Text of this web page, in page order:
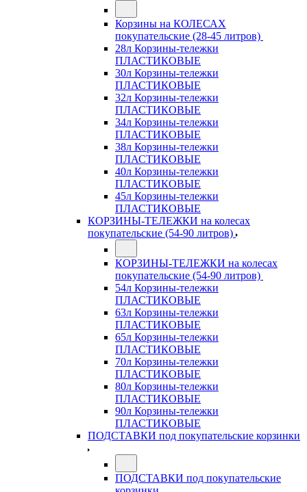
Корзины на КОЛЕСАХ
покупательские (28-45 литров)
28л Корзины-тележки
ПЛАСТИКОВЫЕ
30л Корзины-тележки
ПЛАСТИКОВЫЕ
32л Корзины-тележки
ПЛАСТИКОВЫЕ
34л Корзины-тележки
ПЛАСТИКОВЫЕ
38л Корзины-тележки
ПЛАСТИКОВЫЕ
40л Корзины-тележки
ПЛАСТИКОВЫЕ
45л Корзины-тележки
ПЛАСТИКОВЫЕ
КОРЗИНЫ-ТЕЛЕЖКИ на колесах
покупательские (54-90 литров)
КОРЗИНЫ-ТЕЛЕЖКИ на колесах
покупательские (54-90 литров)
54л Корзины-тележки
ПЛАСТИКОВЫЕ
63л Корзины-тележки
ПЛАСТИКОВЫЕ
65л Корзины-тележки
ПЛАСТИКОВЫЕ
70л Корзины-тележки
ПЛАСТИКОВЫЕ
80л Корзины-тележки
ПЛАСТИКОВЫЕ
90л Корзины-тележки
ПЛАСТИКОВЫЕ
ПОДСТАВКИ под покупательские корзинки
ПОДСТАВКИ под покупательские